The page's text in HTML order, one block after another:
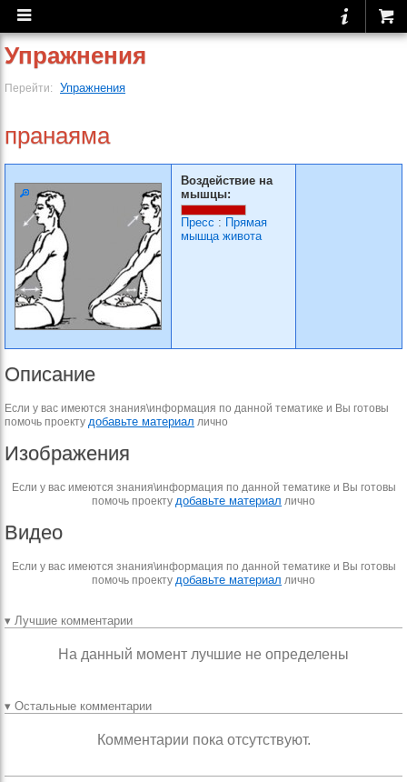
Упражнения
Перейти: Упражнения
пранаяма
Воздействие на
мышцы:
Пресс : Прямая
мышца живота
Описание
Если у вас имеются знания\информация по данной тематике и Вы готовы
помочь проекту добавьте материал лично
Изображения
Если у вас имеются знания\информация по данной тематике и Вы готовы
помочь проекту добавьте материал лично
Видео
Если у вас имеются знания\информация по данной тематике и Вы готовы
помочь проекту добавьте материал лично
▾ Лучшие комментарии
На данный момент лучшие не определены
▾ Остальные комментарии
Комментарии пока отсутствуют.